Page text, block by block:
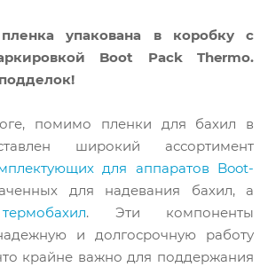
упакована в коробку с
Boot Pack Thermo.
помимо пленки для бахил в
широкий ассортимент
для аппаратов Boot-
для надевания бахил, а
термобахил. Эти компоненты
и долгосрочную работу
крайне важно для поддержания